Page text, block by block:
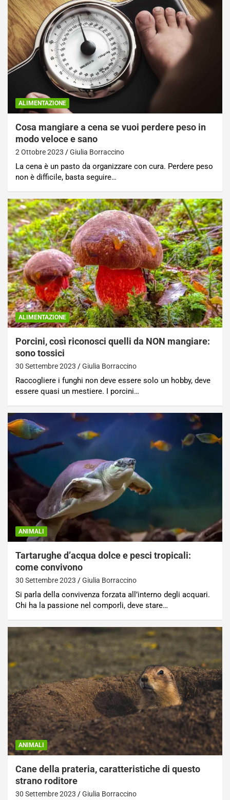
ALIMENTAZIONE
Cosa mangiare a cena se vuoi perdere peso in
modo veloce e sano
2 Ottobre 2023 Giulia Borraccino
La cena è un pasto da organizzare con cura. Perdere peso
non è difficile, basta seguire…
ALIMENTAZIONE
Porcini, così riconosci quelli da NON mangiare:
sono tossici
30 Settembre 2023 Giulia Borraccino
Raccogliere i funghi non deve essere solo un hobby, deve
essere quasi un mestiere. I porcini…
ANIMALI
Tartarughe d’acqua dolce e pesci tropicali:
come convivono
30 Settembre 2023 Giulia Borraccino
Si parla della convivenza forzata all’interno degli acquari.
Chi ha la passione nel comporli, deve stare…
ANIMALI
Cane della prateria, caratteristiche di questo
strano roditore
30 Settembre 2023 Giulia Borraccino